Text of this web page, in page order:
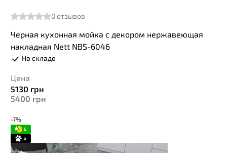
0отзывов
Черная кухонная мойка с декором нержавеющая
накладная Nett NBS-6046
На складе
Цена
5130 грн
5400 грн
-7%